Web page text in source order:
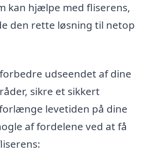
kan hjælpe med fliserens,
den rette løsning til netop
udseendet af dine
sikre et sikkert
levetiden på dine
af fordelene ved at få